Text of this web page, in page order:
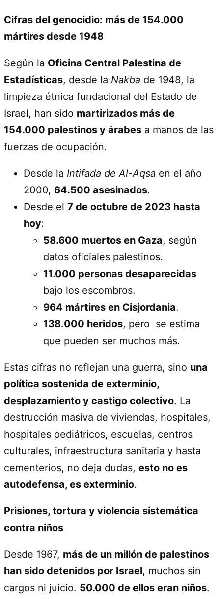
Cifras del genocidio: más de 154.000
mártires desde 1948
Según la Oficina Central Palestina de
Estadísticas, desde la Nakba de 1948, la
limpieza étnica fundacional del Estado de
Israel, han sido martirizados más de
154.000 palestinos y árabes a manos de las
fuerzas de ocupación.
Desde la Intifada de Al-Aqsa en el año
2000, 64.500 asesinados.
Desde el 7 de octubre de 2023 hasta
hoy:
58.600 muertos en Gaza, según
datos oficiales palestinos.
11.000 personas desaparecidas
bajo los escombros.
964 mártires en Cisjordania.
138.000 heridos, pero se estima
que pueden ser muchos más.
Estas cifras no reflejan una guerra, sino una
política sostenida de exterminio,
desplazamiento y castigo colectivo. La
destrucción masiva de viviendas, hospitales,
hospitales pediátricos, escuelas, centros
culturales, infraestructura sanitaria y hasta
cementerios, no deja dudas, esto no es
autodefensa, es exterminio.
Prisiones, tortura y violencia sistemática
contra niños
Desde 1967, más de un millón de palestinos
han sido detenidos por Israel, muchos sin
cargos ni juicio. 50.000 de ellos eran niños.